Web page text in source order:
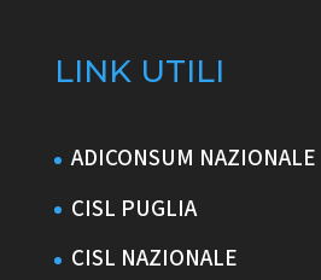
LINK UTILI
ADICONSUM NAZIONALE
CISL PUGLIA
CISL NAZIONALE